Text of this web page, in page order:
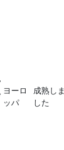
ヨーロ
ッパ
成熟しま
した